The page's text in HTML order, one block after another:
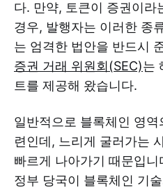
다. 만약, 토큰이 증권이라
경우, 발행자는 이러한 종
는 엄격한 법안을 반드시
증권 거래 위원회(SEC)는
트를 제공해 왔습니다.
일반적으로 블록체인 영
련인데, 느리게 굴러가는
빠르게 나아가기 때문입
정부 당국이 블록체인 기